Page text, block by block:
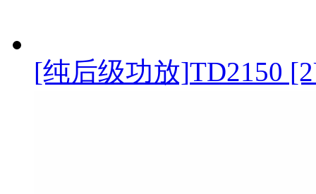
[纯后级功放]TD2150